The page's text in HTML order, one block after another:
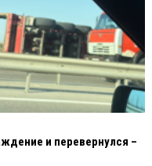
и перевернулся –